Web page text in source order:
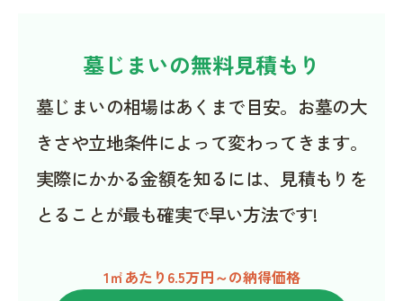
墓じまいの無料見積もり
墓じまいの相場はあくまで目安。お墓の大
きさや立地条件によって変わってきます。
実際にかかる金額を知るには、見積もりを
とることが最も確実で早い方法です!
1㎡あたり6.5万円～の納得価格